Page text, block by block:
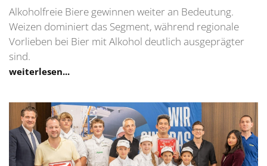
Alkoholfreie Biere gewinnen weiter an Bedeutung.
Weizen dominiert das Segment, während regionale
Vorlieben bei Bier mit Alkohol deutlich ausgeprägter
sind.
weiterlesen...